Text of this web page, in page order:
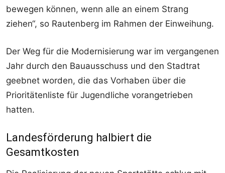
bewegen können, wenn alle an einem Strang
ziehen“, so Rautenberg im Rahmen der Einweihung.
Der Weg für die Modernisierung war im vergangenen
Jahr durch den Bauausschuss und den Stadtrat
geebnet worden, die das Vorhaben über die
Prioritätenliste für Jugendliche vorangetrieben
hatten.
Landesförderung halbiert die
Gesamtkosten